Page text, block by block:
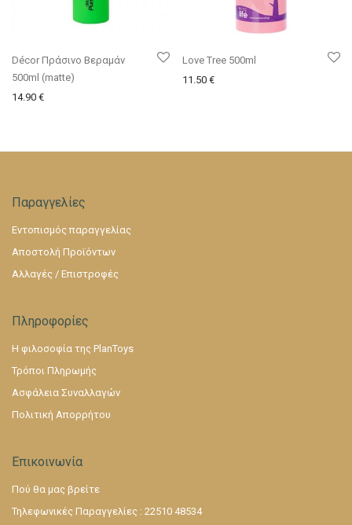
Décor Πράσινο Βεραμάν
500ml (matte)
14.90 €
Love Tree 500ml
11.50 €
Παραγγελίες
Εντοπισμός παραγγελίας
Αποστολή Προϊόντων
Αλλαγές / Επιστροφές
Πληροφορίες
Η φιλοσοφία της PlanToys
Τρόποι Πληρωμής
Ασφάλεια Συναλλαγών
Πολιτική Απορρήτου
Επικοινωνία
Πού θα μας βρείτε
Τηλεφωνικές Παραγγελίες : 22510 48534